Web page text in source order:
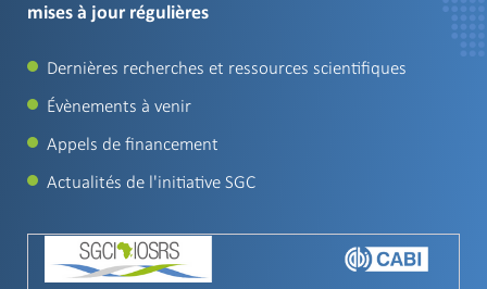
mises à jour régulières
Dernières recherches et ressources scientifiques
Évènements à venir
Appels de financement
Actualités de l'initiative SGC